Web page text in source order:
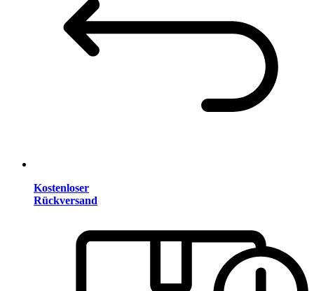
Kostenloser
Rückversand